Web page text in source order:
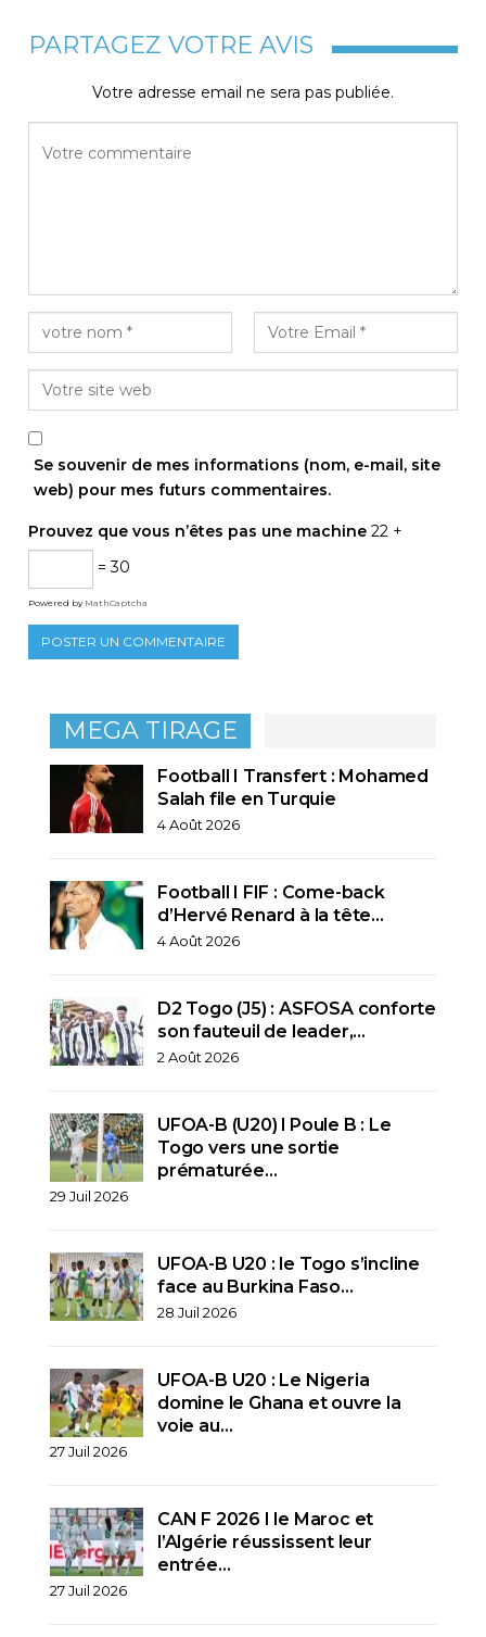
PARTAGEZ VOTRE AVIS
Votre adresse email ne sera pas publiée.
Se souvenir de mes informations (nom, e-mail, site
web) pour mes futurs commentaires.
Prouvez que vous n’êtes pas une machine 22 +
= 30
Powered by MathCaptcha
MEGA TIRAGE
Football I Transfert : Mohamed
Salah file en Turquie
4 Août 2026
Football I FIF : Come-back
d’Hervé Renard à la tête…
4 Août 2026
D2 Togo (J5) : ASFOSA conforte
son fauteuil de leader,…
2 Août 2026
UFOA-B (U20) l Poule B : Le
Togo vers une sortie
prématurée…
29 Juil 2026
UFOA-B U20 : le Togo s’incline
face au Burkina Faso…
28 Juil 2026
UFOA-B U20 : Le Nigeria
domine le Ghana et ouvre la
voie au…
27 Juil 2026
CAN F 2026 I le Maroc et
l’Algérie réussissent leur
entrée…
27 Juil 2026